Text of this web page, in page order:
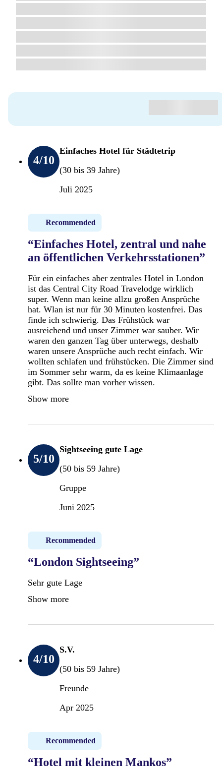
4/10
Einfaches Hotel für Städtetrip
(30 bis 39 Jahre)
Juli 2025
Recommended
“Einfaches Hotel, zentral und nahe
an öffentlichen Verkehrsstationen”
Für ein einfaches aber zentrales Hotel in London
ist das Central City Road Travelodge wirklich
super. Wenn man keine allzu großen Ansprüche
hat. Wlan ist nur für 30 Minuten kostenfrei. Das
finde ich schwierig. Das Frühstück war
ausreichend und unser Zimmer war sauber. Wir
waren den ganzen Tag über unterwegs, deshalb
waren unsere Ansprüche auch recht einfach. Wir
wollten schlafen und frühstücken. Die Zimmer sind
im Sommer sehr warm, da es keine Klimaanlage
gibt. Das sollte man vorher wissen.
Show more
5/10
Sightseeing gute Lage
(50 bis 59 Jahre)
Gruppe
Juni 2025
Recommended
“London Sightseeing”
Sehr gute Lage
Show more
4/10
S.V.
(50 bis 59 Jahre)
Freunde
Apr 2025
Recommended
“Hotel mit kleinen Mankos”